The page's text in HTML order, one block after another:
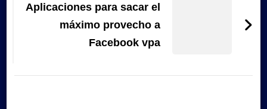
Aplicaciones para sacar el
máximo provecho a
Facebook vpa